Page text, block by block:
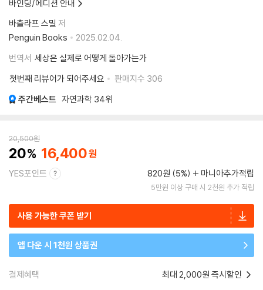
바인딩/에디션 안내
바츨라프 스밀 저
Penguin Books
2025.02.04.
번역서 세상은 실제로 어떻게 돌아가는가
첫번째 리뷰어가 되어주세요
판매지수 306
주간베스트 자연과학 34위
20,500원
20 16,400
YES포인트 820원 (5%) 마니아추가적립
5만원 이상 구매 시 2천원 추가 적립
사용 가능한 쿠폰 받기
앱 다운 시 1천원 상품권
결제혜택 최대 2,000원 즉시할인